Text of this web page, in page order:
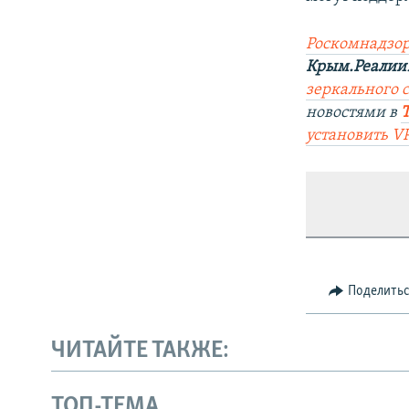
Крым.Реалии
зеркального
новостями в
установить
ЧИТАЙТЕ ТАКЖЕ: